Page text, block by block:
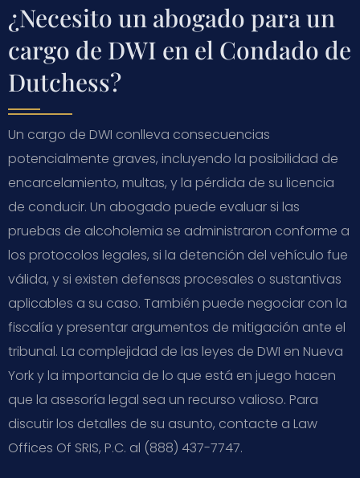
¿Necesito un abogado para un
cargo de DWI en el Condado de
Dutchess?
Un cargo de DWI conlleva consecuencias
potencialmente graves, incluyendo la posibilidad de
encarcelamiento, multas, y la pérdida de su licencia
de conducir. Un abogado puede evaluar si las
pruebas de alcoholemia se administraron conforme a
los protocolos legales, si la detención del vehículo fue
válida, y si existen defensas procesales o sustantivas
aplicables a su caso. También puede negociar con la
fiscalía y presentar argumentos de mitigación ante el
tribunal. La complejidad de las leyes de DWI en Nueva
York y la importancia de lo que está en juego hacen
que la asesoría legal sea un recurso valioso. Para
discutir los detalles de su asunto, contacte a Law
Offices Of SRIS, P.C. al (888) 437-7747.